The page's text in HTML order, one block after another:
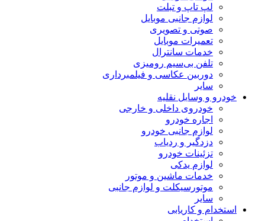
لپ تاپ و تبلت
لوازم جانبی موبایل
صوتی و تصویری
تعمیرات موبایل
خدمات سانترال
تلفن بی‌سیم رومیزی
دوربین عکاسی و فیلمبرداری
سایر
خودرو و وسایل نقلیه
خودروی داخلی و خارجی
اجاره خودرو
لوازم جانبی خودرو
دزدگیر و ردیاب
تزئینات خودرو
لوازم یدکی
خدمات ماشین و موتور
موتورسیکلت و لوازم جانبی
سایر
استخدام و کاریابی